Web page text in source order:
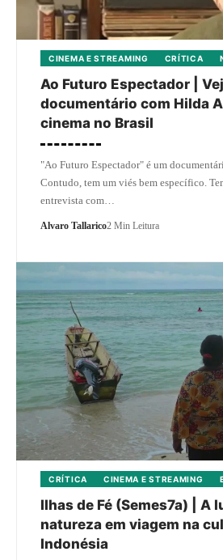
CINEMA E STREAMING CRÍTICA
Ao Futuro Espectador |
documentário com Hilda
cinema no Brasil
"Ao Futuro Espectador" é um
Contudo, tem um viés bem específico.
entrevista com…
Alvaro Tallarico2 Min Leitura
CRÍTICA CINEMA E STREAMING
Ilhas de Fé (Semes7a) | A
natureza em viagem na
Indonésia